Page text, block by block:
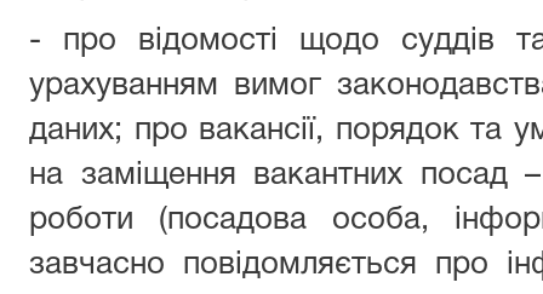
- про відомості щодо суддів
урахуванням вимог
даних; про вакансії, порядок та
на заміщення вакантних посад
роботи (посадова особа,
завчасно повідомляється про